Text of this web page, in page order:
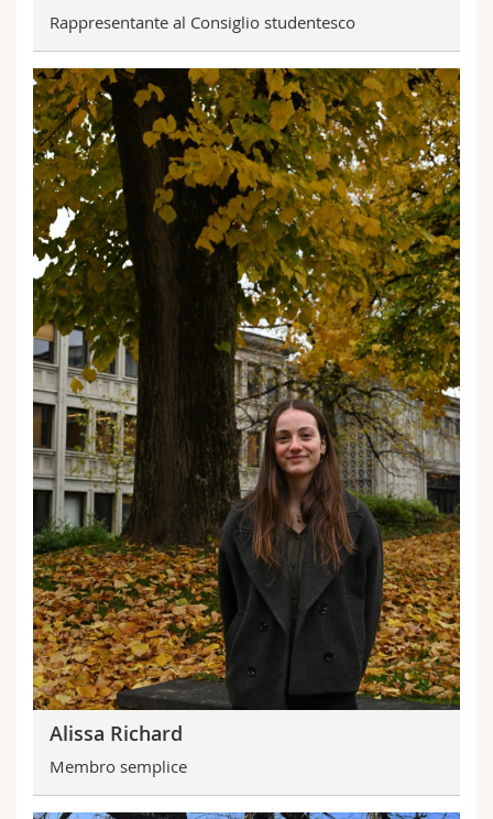
Rappresentante al Consiglio studentesco
Alissa Richard
Membro semplice